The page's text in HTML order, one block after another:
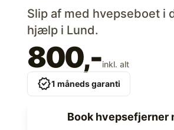
Slip af med hvepseboet i
hjælp i Lund.
800,-inkl. alt
verified1 måneds garanti
Book hvepsefjerner